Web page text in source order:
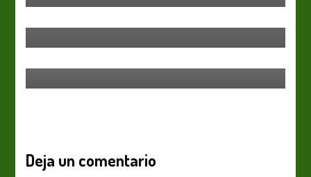
Deja un comentario